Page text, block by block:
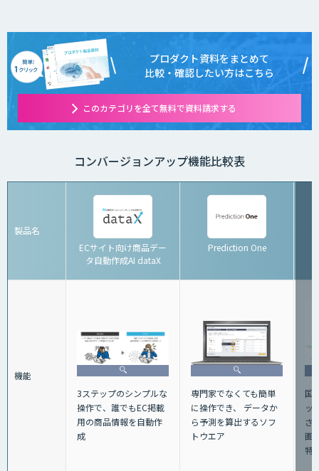
プロダクト資料をまとめて
比較・確認したい方はこちら
このカテゴリを全て無料で資料請求する
コンバージョンアップ機能比較表
製品名
ECサイト向け商品デー
タ自動作成AI dataX
Prediction One
機能
3ステップのシンプルな
操作で、誰でもEC掲載
用の商品情報を自動作
成
専門家でなくても簡単
に操作でき、 データか
ら予測を算出するソフ
トウエア
国
ッ
さ
画
特